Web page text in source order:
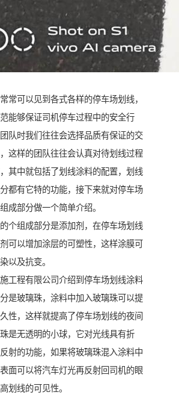
常可以见到各式各样的停车场划线，
能够保证司机停车过程中的安全行
队时我们往往会选择品质有保证的交
这样的团队往往会认真对待划线过程
其中就包括了划线涂料的配置，划线
都有它特的功能，接下来就对停车场
成部分做一个简单介绍。
个组成部分是添加剂，在停车场划线
可以增加涂层的可塑性，这样涂膜可
以及抗变。
工程有限公司介绍到停车场划线涂料
是玻璃珠，涂料中加入玻璃珠可以提
性，这样就提高了停车场划线的夜间
是无透明的小球，它对光线具有折
射的功能，如果将玻璃珠混入涂料中
面可以将汽车灯光再反射回司机的眼
划线的可见性。